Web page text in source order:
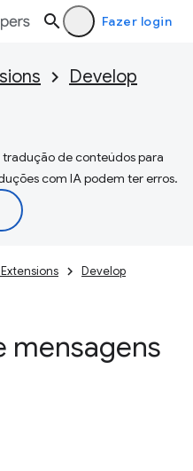
Fazer login
Develop
de conteúdos para
com IA podem ter erros.
Develop
mensagens